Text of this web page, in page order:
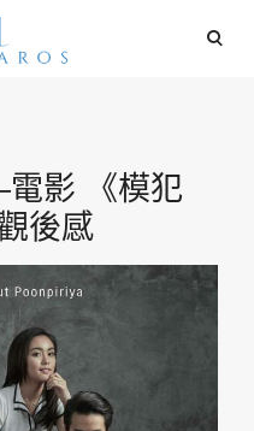
open
影 《模犯
後感